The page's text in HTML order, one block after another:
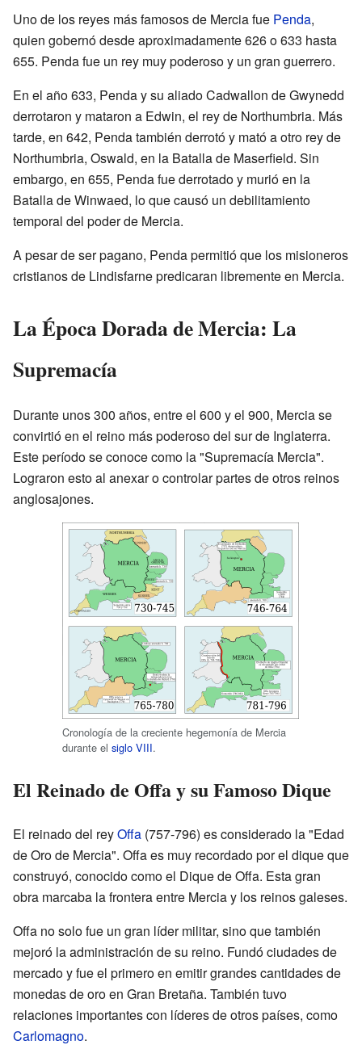
Uno de los reyes más famosos de Mercia fue Penda,
quien gobernó desde aproximadamente 626 o 633 hasta
655. Penda fue un rey muy poderoso y un gran guerrero.
En el año 633, Penda y su aliado Cadwallon de Gwynedd
derrotaron y mataron a Edwin, el rey de Northumbria. Más
tarde, en 642, Penda también derrotó y mató a otro rey de
Northumbria, Oswald, en la Batalla de Maserfield. Sin
embargo, en 655, Penda fue derrotado y murió en la
Batalla de Winwaed, lo que causó un debilitamiento
temporal del poder de Mercia.
A pesar de ser pagano, Penda permitió que los misioneros
cristianos de Lindisfarne predicaran libremente en Mercia.
La Época Dorada de Mercia: La
Supremacía
Durante unos 300 años, entre el 600 y el 900, Mercia se
convirtió en el reino más poderoso del sur de Inglaterra.
Este período se conoce como la "Supremacía Mercia".
Lograron esto al anexar o controlar partes de otros reinos
anglosajones.
Cronología de la creciente hegemonía de Mercia
durante el siglo VIII.
El Reinado de Offa y su Famoso Dique
El reinado del reyOffa (757-796) es considerado la "Edad
de Oro de Mercia". Offa es muy recordado por el dique que
construyó, conocido como el Dique de Offa. Esta gran
obra marcaba la frontera entre Mercia y los reinos galeses.
Offa no solo fue un gran líder militar, sino que también
mejoró la administración de su reino. Fundó ciudades de
mercado y fue el primero en emitir grandes cantidades de
monedas de oro en Gran Bretaña. También tuvo
relaciones importantes con líderes de otros países, como
Carlomagno.